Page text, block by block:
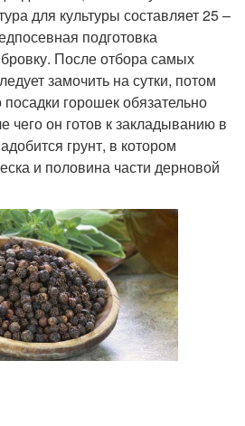
для культуры составляет 25 –
подготовка
После отбора самых
замочить на сутки, потом
горошек обязательно
чего он готов к закладыванию в
грунт, в котором
и половина части дерновой